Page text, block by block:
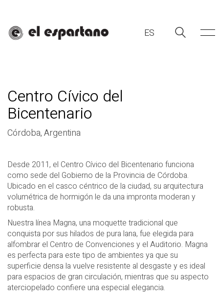
ES
ES
Centro Cívico del
Bicentenario
Córdoba, Argentina
Desde 2011, el Centro Cívico del Bicentenario funciona
como sede del Gobierno de la Provincia de Córdoba.
Ubicado en el casco céntrico de la ciudad, su arquitectura
volumétrica de hormigón le da una impronta moderan y
robusta.
Nuestra línea Magna, una moquette tradicional que
conquista por sus hilados de pura lana, fue elegida para
alfombrar el Centro de Convenciones y el Auditorio. Magna
es perfecta para este tipo de ambientes ya que su
superficie densa la vuelve resistente al desgaste y es ideal
para espacios de gran circulación, mientras que su aspecto
aterciopelado confiere una especial elegancia.